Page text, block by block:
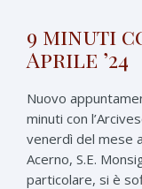
9 minuti
Aprile ’24
Nuovo
minuti con
venerdì del mese
Acerno, S.E.
particolare, si è